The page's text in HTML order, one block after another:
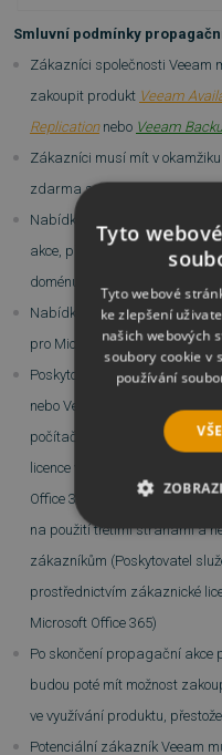
Smluvní podmínky
Zákazníci společnosti Veeam
zakoupit produkt Veeam
Replicationnebo Veeam
Zákazníci musí mít v
zdarma se aktivuje v
Nabídka je vhodná pro
akce, přestože bude přijatá
doménu.
Nabídka zahrnuje produkční
pro Microsoft Office 365.
Poskytovatelé služeb, kteří
nebo Veeam Backup &
počítačích, mohou být
licence v podobě
Office 365 je pouze pro interní
na použití třetími stranami a
zákazníkům (Poskytovatel
prostřednictvím zákaznické
Microsoft Office 365)
Po skončení propagační akce
budou poté mít možnost
ve využívání produktu,
Potenciální zákazník Veeam
Tyto
Tyto webové
ke zlepšení
našich webových
soubory cookie v
používání
FUNKČNÍ